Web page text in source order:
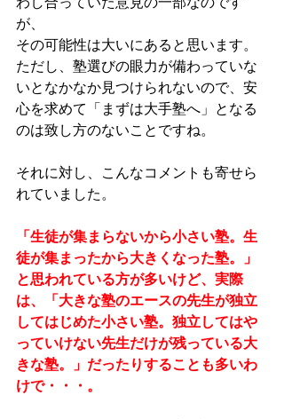
が、
その可能性は大いにあると思います。
ただし、塾選びの眼力が備わっていな
いとなかなか見つけられないので、安
心を求めて「まずは大手塾へ」となる
のは致し方のないことですね。
それに対し、こんなコメントも寄せら
れていました。
「生徒が集まらないから小さい塾。生
徒が集まったから大きくなった塾。」
と思われている方が多いけど、実際
は、「大きな塾のエースの先生が独立
してはじめた小さい塾。独立してはや
っていけない先生だけが残っている大
きな塾。」だったりすることも多いわ
けで・・・。